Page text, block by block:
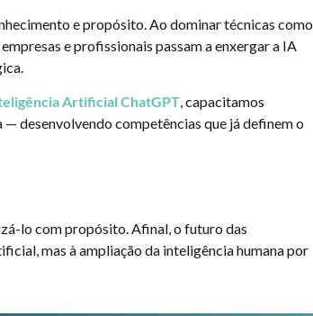
e propósito. Ao dominar técnicas como
e profissionais passam a enxergar a IA
Artificial ChatGPT, capacitamos
desenvolvendo competências que já definem o
lo com propósito. Afinal, o futuro das
mas à ampliação da inteligência humana por